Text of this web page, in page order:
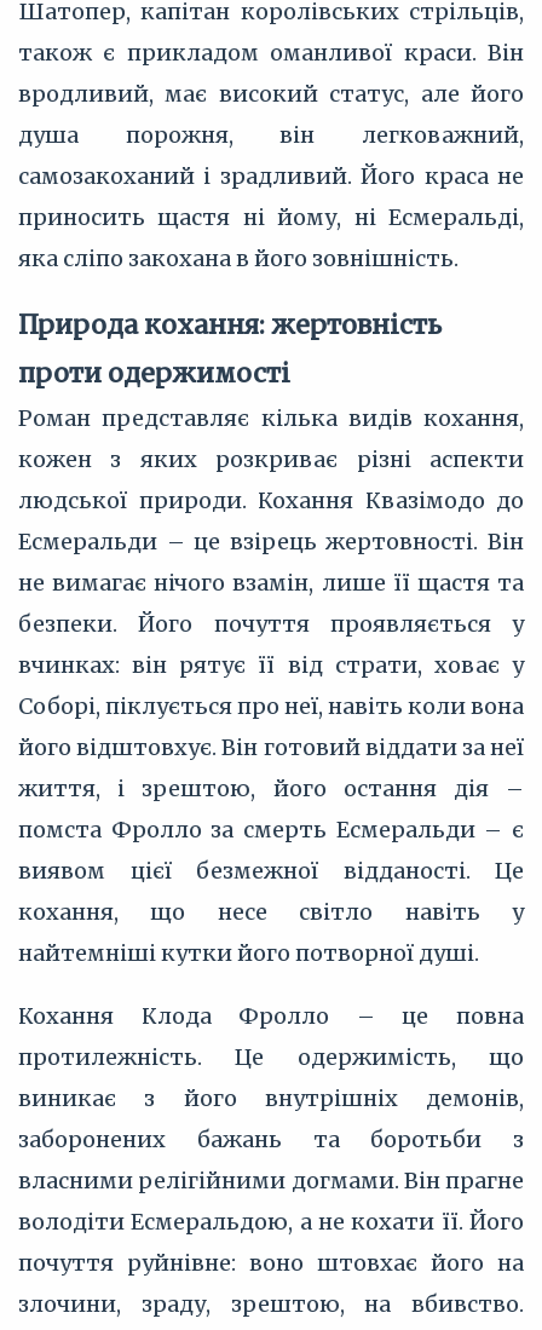
Шатопер, капітан королівських стрільців,
також є прикладом оманливої краси. Він
вродливий, має високий статус, але його
душа порожня, він легковажний,
самозакоханий і зрадливий. Його краса не
приносить щастя ні йому, ні Есмеральді,
яка сліпо закохана в його зовнішність.
Природа кохання: жертовність
проти одержимості
Роман представляє кілька видів кохання,
кожен з яких розкриває різні аспекти
людської природи. Кохання Квазімодо до
Есмеральди – це взірець жертовності. Він
не вимагає нічого взамін, лише її щастя та
безпеки. Його почуття проявляється у
вчинках: він рятує її від страти, ховає у
Соборі, піклується про неї, навіть коли вона
його відштовхує. Він готовий віддати за неї
життя, і зрештою, його остання дія –
помста Фролло за смерть Есмеральди – є
виявом цієї безмежної відданості. Це
кохання, що несе світло навіть у
найтемніші кутки його потворної душі.
Кохання Клода Фролло – це повна
протилежність. Це одержимість, що
виникає з його внутрішніх демонів,
заборонених бажань та боротьби з
власними релігійними догмами. Він прагне
володіти Есмеральдою, а не кохати її. Його
почуття руйнівне: воно штовхає його на
злочини, зраду, зрештою, на вбивство.